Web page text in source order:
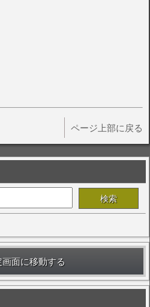
ページ上部に戻る
面に移動する